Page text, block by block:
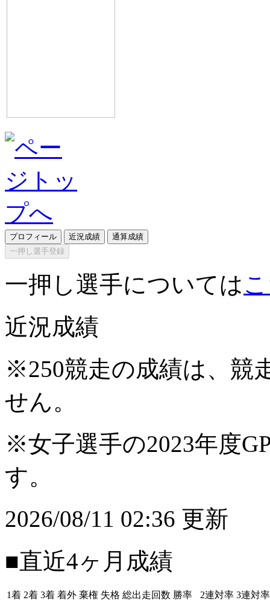
プロフィール 近況成績
通算成績
一押し選手登録
一押し選手については
近況成績
※250競走の成績は、競
せん。
※女子選手の2023年度
す。
2026/08/11 02:36 更新
■直近4ヶ月成績
1着 2着 3着 着外 棄権 失格 総出走回数 勝率 2連対率 3連対率